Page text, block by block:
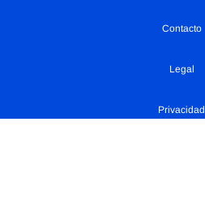
Contacto
Legal
Privacidad